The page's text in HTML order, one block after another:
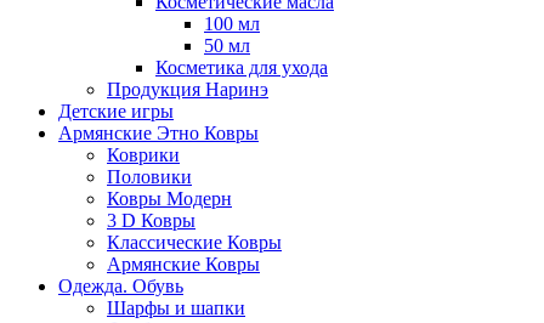
100 мл
50 мл
Косметика для ухода
Продукция Наринэ
Детские игры
Армянские Этно Ковры
Коврики
Половики
Ковры Модерн
3 D Ковры
Классические Ковры
Армянские Ковры
Одежда. Обувь
Шарфы и шапки